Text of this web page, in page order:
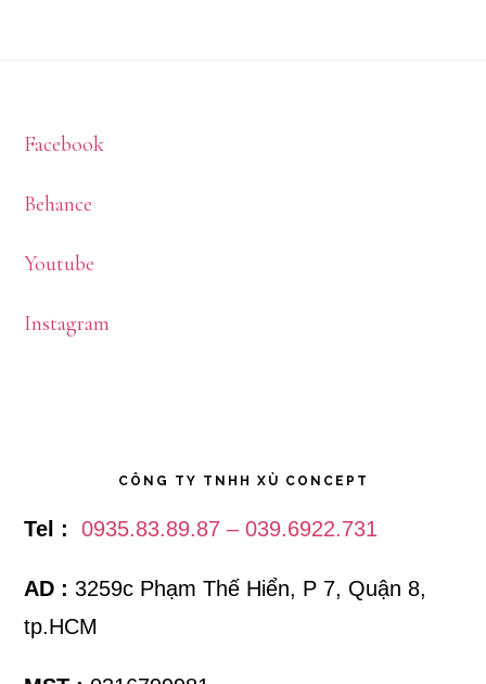
Facebook
Behance
Youtube
Instagram
CÔNG TY TNHH XÙ CONCEPT
Tel : 0935.83.89.87 – 039.6922.731
AD : 3259c Phạm Thế Hiển, P 7, Quận 8,
tp.HCM